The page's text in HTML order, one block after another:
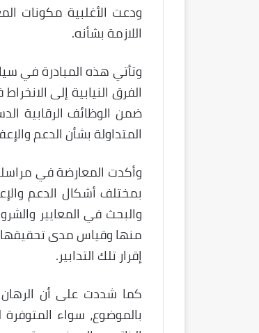
ودعت الأغلبية مكونات
اللازمة بشأنه.
وتأتي هذه المبادرة في
الفرق النيابية إلى
ضمن الوظائف الرقابية
المتداولة بشأن الدعم
وأكدت المعارضة في
بمختلف أشكال الدعم
والبحث في المعايير
منها وقياس مدى تحقيقها
إقرار تلك التدابير.
كما شددت على أن
بالموضوع، سواء